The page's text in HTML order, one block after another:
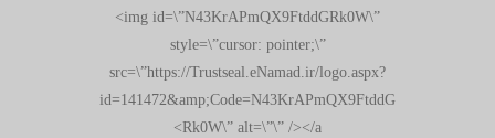
<img id=\”N43KrAPmQX9FtddGRk0W\”
style=\”cursor: pointer;\”
src=\”https://Trustseal.eNamad.ir/logo.aspx?
id=141472&amp;Code=N43KrAPmQX9FtddG
Rk0W\” alt=\”\” /></a>